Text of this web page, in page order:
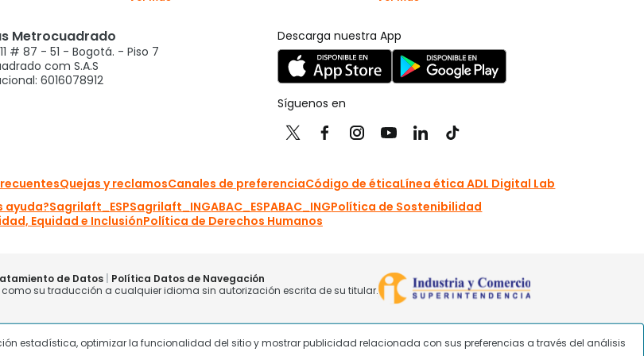
estadística, optimizar la funcionalidad del sitio y mostrar publicidad relacionada con sus preferencias a través del análisis